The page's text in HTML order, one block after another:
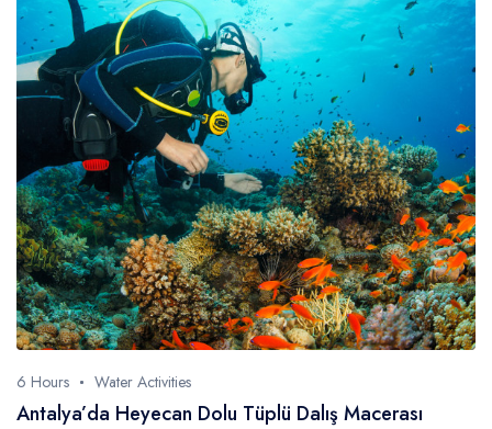
Antalya
Side
Belek
Alanya
Kemer
Kaş
Cappadocia
Datça
Dalaman
Fethiye
Manavgat
6 Hours Water Activities
Antalya’da Heyecan Dolu Tüplü Dalış Macerası